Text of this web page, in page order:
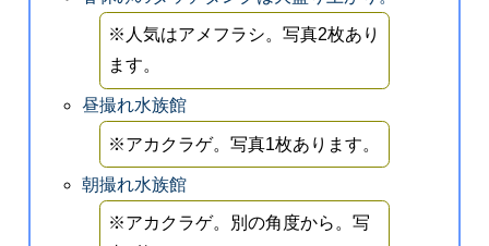
※人気はアメフラシ。写真2枚あり
ます。
昼撮れ水族館
※アカクラゲ。写真1枚あります。
朝撮れ水族館
※アカクラゲ。別の角度から。写